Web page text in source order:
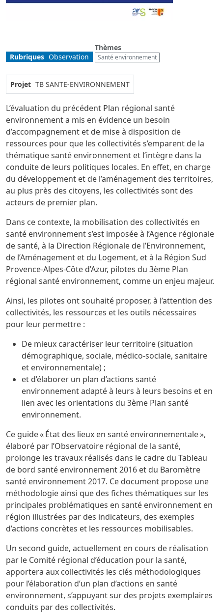
Rubriques Observation
Thèmes
Santé environnement
Projet TB SANTE-ENVIRONNEMENT
L’évaluation du précédent Plan régional santé
environnement a mis en évidence un besoin
d’accompagnement et de mise à disposition de
ressources pour que les collectivités s’emparent de la
thématique santé environnement et l’intègre dans la
conduite de leurs politiques locales. En effet, en charge
du développement et de l’aménagement des territoires,
au plus près des citoyens, les collectivités sont des
acteurs de premier plan.
Dans ce contexte, la mobilisation des collectivités en
santé environnement s’est imposée à l’Agence régionale
de santé, à la Direction Régionale de l’Environnement,
de l’Aménagement et du Logement, et à la Région Sud
Provence-Alpes-Côte d’Azur, pilotes du 3ème Plan
régional santé environnement, comme un enjeu majeur.
Ainsi, les pilotes ont souhaité proposer, à l’attention des
collectivités, les ressources et les outils nécessaires
pour leur permettre :
De mieux caractériser leur territoire (situation
démographique, sociale, médico-sociale, sanitaire
et environnementale) ;
et d’élaborer un plan d’actions santé
environnement adapté à leurs à leurs besoins et en
lien avec les orientations du 3ème Plan santé
environnement.
Ce guide « État des lieux en santé environnementale »,
élaboré par l’Observatoire régional de la santé,
prolonge les travaux réalisés dans le cadre du Tableau
de bord santé environnement 2016 et du Baromètre
santé environnement 2017. Ce document propose une
méthodologie ainsi que des fiches thématiques sur les
principales problématiques en santé environnement en
région illustrées par des indicateurs, des exemples
d’actions concrètes et les ressources mobilisables.
Un second guide, actuellement en cours de réalisation
par le Comité régional d’éducation pour la santé,
apportera aux collectivités les clés méthodologiques
pour l’élaboration d’un plan d’actions en santé
environnement, s’appuyant sur des projets exemplaires
conduits par des collectivités.